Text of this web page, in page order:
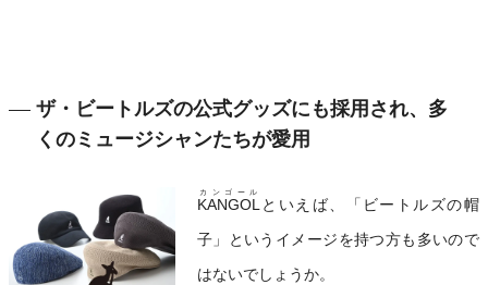
ザ・ビートルズの公式グッズにも採用され、多
くのミュージシャンたちが愛用
KANGOL
カンゴール
といえば、「ビートルズの帽
子」というイメージを持つ方も多いので
はないでしょうか。